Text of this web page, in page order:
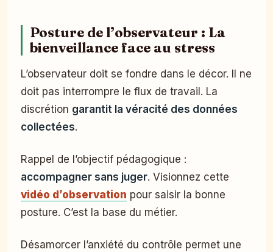
Posture de l’observateur : La
bienveillance face au stress
L’observateur doit se fondre dans le décor. Il ne
doit pas interrompre le flux de travail. La
discrétion garantit la véracité des données
collectées.
Rappel de l’objectif pédagogique :
accompagner sans juger. Visionnez cette
vidéo d’observation pour saisir la bonne
posture. C’est la base du métier.
Désamorcer l’anxiété du contrôle permet une